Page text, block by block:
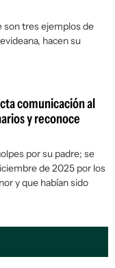
son tres ejemplos de
hacen su
comunicación al
y reconoce
por su padre; se
de 2025 por los
y que habían sido